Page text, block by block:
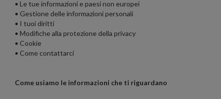
• Le tue informazioni e paesi non europei
• Gestione delle informazioni personali
• I tuoi diritti
• Modifiche alla protezione della privacy
• Cookie
• Come contattarci
Come usiamo le informazioni che ti riguardano